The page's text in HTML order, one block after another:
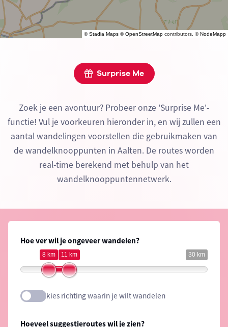
©Stadia Maps ©OpenStreetMap contributors, ©NodeMapp
Surprise Me
Zoek je een avontuur? Probeer onze 'Surprise Me'-
functie! Vul je voorkeuren hieronder in, en wij zullen een
aantal wandelingen voorstellen die gebruikmaken van
de wandelknooppunten in Aalten. De routes worden
real-time berekend met behulp van het
wandelknooppuntennetwerk.
Hoe ver wil je ongeveer wandelen?
30 km
8 km 11 km
kies richting waarin je wilt wandelen
Hoeveel suggestieroutes wil je zien?